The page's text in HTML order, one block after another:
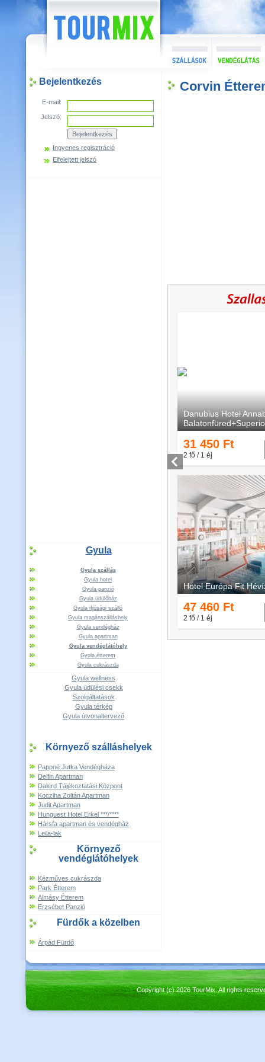
Bejelentkezés
E-mail:
Jelszó:
Ingyenes regisztráció
Elfelejtett jelszó
Gyula
Gyula szállás
Gyula hotel
Gyula panzió
Gyula üdülőház
Gyula ifjúsági szálló
Gyula magánszálláshely
Gyula vendégház
Gyula apartman
Gyula vendéglátóhely
Gyula étterem
Gyula cukrászda
Gyula wellness
Gyula üdülési csekk
Szolgáltatások
Gyula térkép
Gyula útvonaltervező
Környező szálláshelyek
Pappné Jutka Vendégháza
Delfin Apartman
Dalerd Tájékoztatási Központ
Kocziha Zoltán Apartman
Judit Apartman
Hunguest Hotel Erkel ***/****
Hársfa apartman és vendégház
Leila-lak
Környező
vendéglátóhelyek
Kézműves cukrászda
Park Étterem
Almásy Étterem
Erzsébet Panzió
Fürdők a közelben
Árpád Fürdő
Corvin
Copyright (c) 2026 TourMix. All rights